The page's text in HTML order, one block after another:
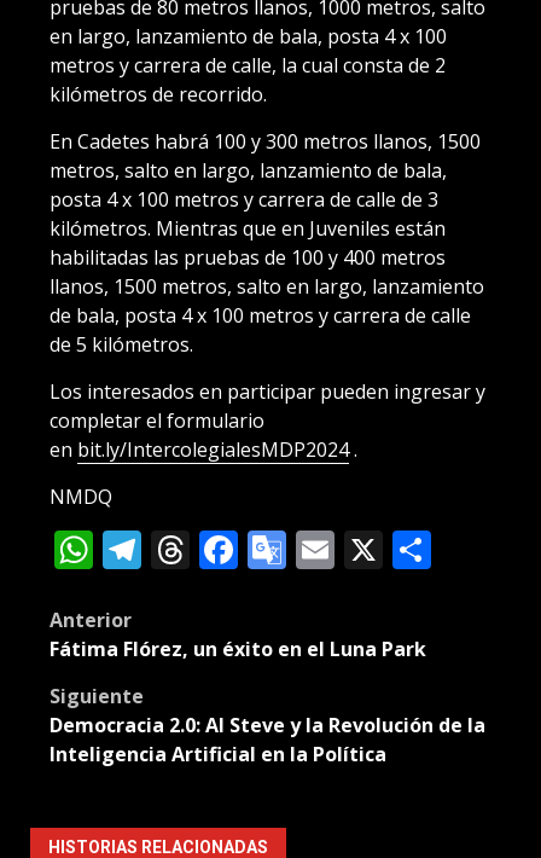
pruebas de 80 metros llanos, 1000 metros, salto
en largo, lanzamiento de bala, posta 4 x 100
metros y carrera de calle, la cual consta de 2
kilómetros de recorrido.
En Cadetes habrá 100 y 300 metros llanos, 1500
metros, salto en largo, lanzamiento de bala,
posta 4 x 100 metros y carrera de calle de 3
kilómetros. Mientras que en Juveniles están
habilitadas las pruebas de 100 y 400 metros
llanos, 1500 metros, salto en largo, lanzamiento
de bala, posta 4 x 100 metros y carrera de calle
de 5 kilómetros.
Los interesados en participar pueden ingresar y
completar el formulario
en bit.ly/IntercolegialesMDP2024.
NMDQ
WhatsApp
Telegram
Threads
Facebook
Google
Translate
Email
X
Post
Anterior
Fátima Flórez, un éxito en el Luna Park
Siguiente
Democracia 2.0: AI Steve y la Revolución de la
Inteligencia Artificial en la Política
HISTORIAS RELACIONADAS